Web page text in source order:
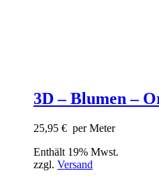
3D – Blumen –
25,95 € per Meter
Enthält 19% Mwst.
zzgl. Versand